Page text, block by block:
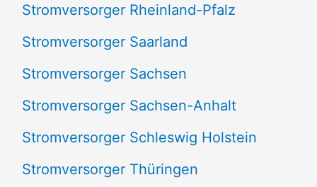
Stromversorger Rheinland-Pfalz
Stromversorger Saarland
Stromversorger Sachsen
Stromversorger Sachsen-Anhalt
Stromversorger Schleswig Holstein
Stromversorger Thüringen